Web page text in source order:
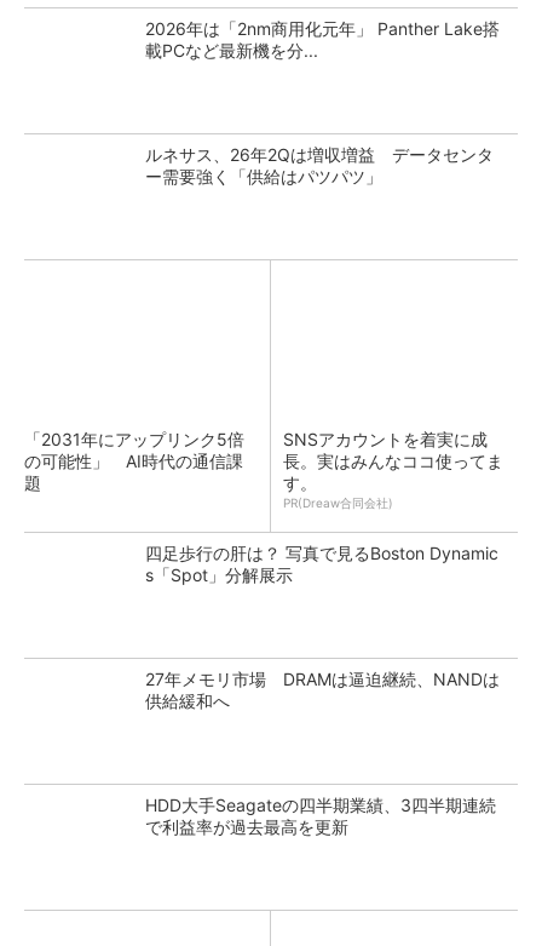
2026年は「2nm商用化元年」 Panther Lake搭
載PCなど最新機を分...
ルネサス、26年2Qは増収増益 データセンタ
ー需要強く「供給はパツパツ」
「2031年にアップリンク5倍
の可能性」 AI時代の通信課
題
SNSアカウントを着実に成
長。実はみんなココ使ってま
す。
PR(Dreaw合同会社)
四足歩行の肝は？ 写真で見るBoston Dynamic
s「Spot」分解展示
27年メモリ市場 DRAMは逼迫継続、NANDは
供給緩和へ
HDD大手Seagateの四半期業績、3四半期連続
で利益率が過去最高を更新